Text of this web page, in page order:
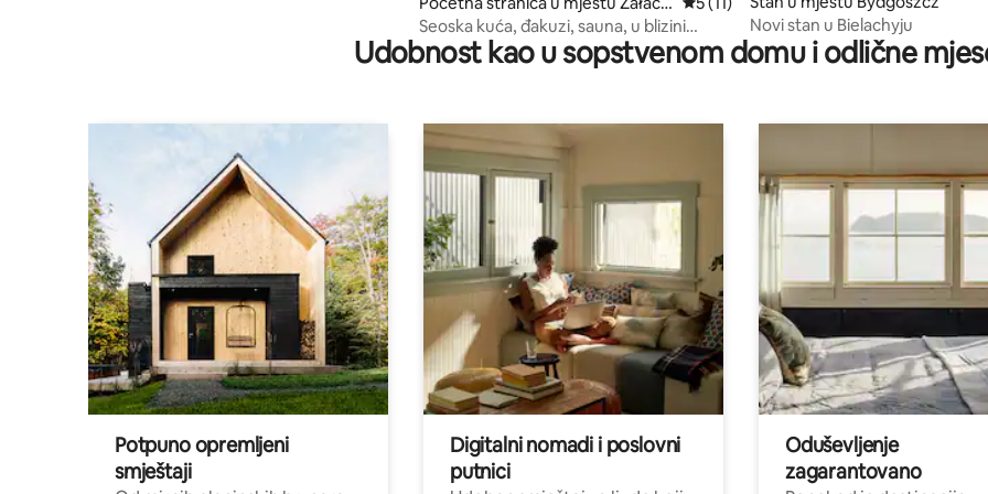
owo
Seoska kuća, đakuzi, sauna, u blizini
Bidgošča
Novi stan u Bielachyju
Udobnost kao u sopstvenom domu i odlične
Potpuno opremljeni
smještaji
Digitalni nomadi i poslovni
putnici
Oduševljenje
zagarantovano